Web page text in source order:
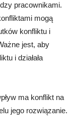
pracownikami.
mogą
konfliktu i
jest, aby
i działała
ma konflikt na
jego rozwiązanie.